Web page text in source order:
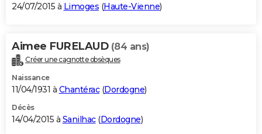
24/07/2015 à Limoges (Haute-Vienne)
Aimee FURELAUD (84 ans)
Créer une cagnotte obsèques
Naissance
11/04/1931 à Chantérac(Dordogne)
Décès
14/04/2015 à Sanilhac(Dordogne)